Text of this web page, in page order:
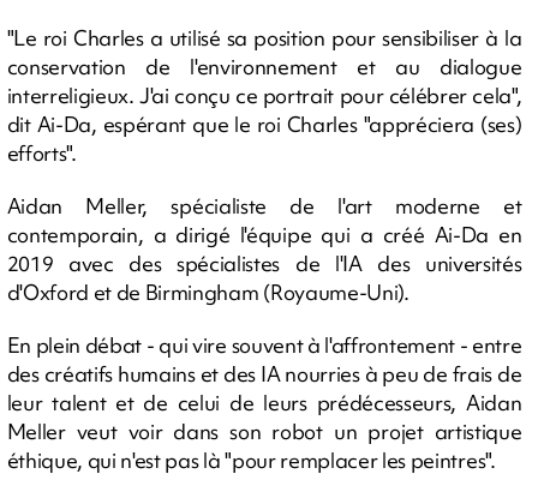
"Le roi Charles a utilisé sa position pour sensibiliser à la
conservation de l'environnement et au dialogue
interreligieux. J'ai conçu ce portrait pour célébrer cela",
dit Ai-Da, espérant que le roi Charles "appréciera (ses)
efforts".
Aidan Meller, spécialiste de l'art moderne et
contemporain, a dirigé l'équipe qui a créé Ai-Da en
2019 avec des spécialistes de l'IA des universités
d'Oxford et de Birmingham (Royaume-Uni).
En plein débat - qui vire souvent à l'affrontement - entre
des créatifs humains et des IA nourries à peu de frais de
leur talent et de celui de leurs prédécesseurs, Aidan
Meller veut voir dans son robot un projet artistique
éthique, qui n'est pas là "pour remplacer les peintres".